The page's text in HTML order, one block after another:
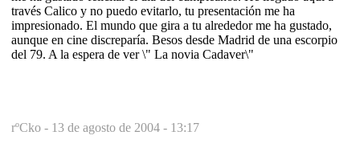
través Calico y no puedo evitarlo, tu presentación me ha
impresionado. El mundo que gira a tu alrededor me ha gustado,
aunque en cine discreparía. Besos desde Madrid de una escorpio
del 79. A la espera de ver \" La novia Cadaver\"
rºCko - 13 de agosto de 2004 - 13:17